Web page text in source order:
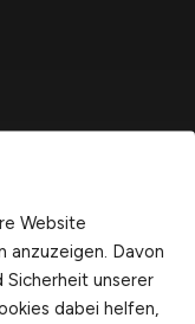
Website
anzuzeigen. Davon
Sicherheit unserer
dabei helfen,